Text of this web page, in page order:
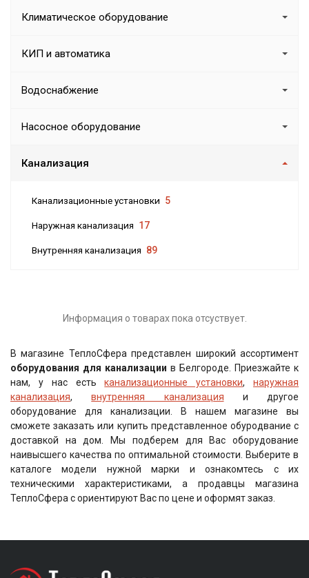
Климатическое оборудование
КИП и автоматика
Водоснабжение
Насосное оборудование
Канализация
Канализационные установки 5
Наружная канализация 17
Внутренняя канализация 89
Информация о товарах пока отсуствует.
В магазине ТеплоСфера представлен широкий ассортимент
оборудования для канализации в Белгороде. Приезжайте к
нам, у нас естьканализационные установки,наружная
канализация,внутренняя канализация и другое
оборудование для канализации. В нашем магазине вы
сможете заказать или купить представленное обуродвание с
доставкой на дом. Мы подберем для Вас оборудование
наивысшего качества по оптимальной стоимости. Выберите в
каталоге модели нужной марки и ознакомтесь с их
техническими характеристиками, а продавцы магазина
ТеплоСфера с ориентируют Вас по цене и оформят заказ.